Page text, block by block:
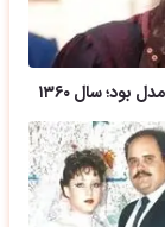
سال ۱۳۶۰